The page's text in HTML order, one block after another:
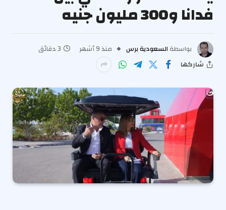
فدانا و300 مليون جنيه
بواسطة السعودية برس منذ 9 أشهر
3 دقائق
شاركها